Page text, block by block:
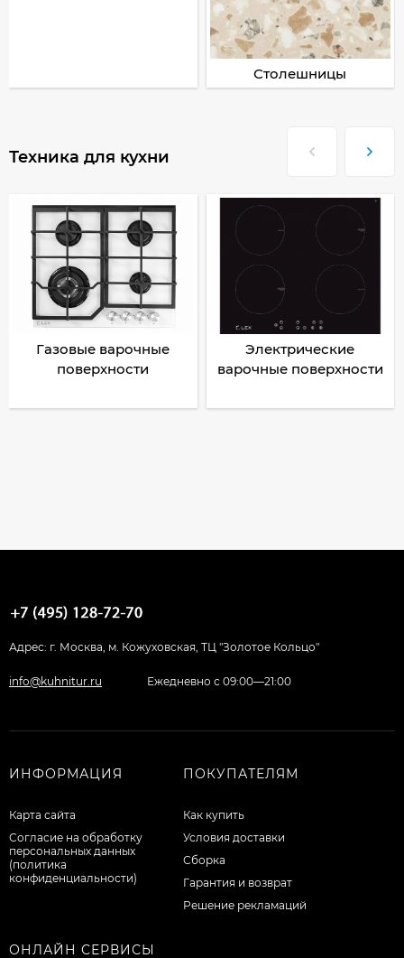
Столешницы
Техника для кухни
Газовые варочные
поверхности
Электрические
варочные поверхности
Адрес: г. Москва, м. Кожуховская, ТЦ "Золотое Кольцо"
info@kuhnitur.ru Ежедневно с 09:00—21:00
ИНФОРМАЦИЯ
Карта сайта
Согласие на обработку
персональных данных
(политика
конфиденциальности)
ПОКУПАТЕЛЯМ
Как купить
Условия доставки
Сборка
Гарантия и возврат
Решение рекламаций
ОНЛАЙН СЕРВИСЫ